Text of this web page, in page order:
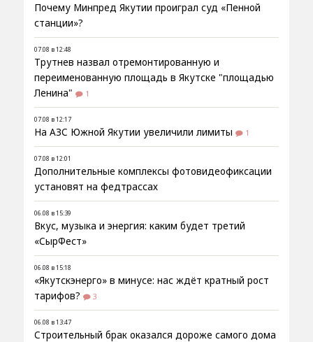
Почему Минпред Якутии проиграл суд «Пенной
станции»?
07.08 в 12:48
Трутнев назвал отремонтированную и
переименованную площадь в Якутске "площадью
Ленина"
1
07.08 в 12:17
На АЗС Южной Якутии увеличили лимиты 1
07.08 в 12:01
Дополнительные комплексы фотовидеофиксации
установят на федтрассах
06.08 в 15:39
Вкус, музыка и энергия: каким будет третий
«СырФест»
06.08 в 15:18
«Якутскэнерго» в минусе: нас ждёт кратный рост
тарифов?
3
06.08 в 13:47
Строительный брак оказался дороже самого дома